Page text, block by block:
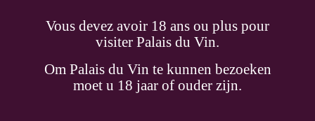
Vous devez avoir 18 ans ou plus pour
visiter Palais du Vin.
Om Palais du Vin te kunnen bezoeken
moet u 18 jaar of ouder zijn.